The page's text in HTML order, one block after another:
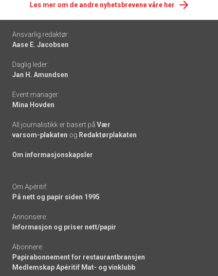
Les mer om de andre nyhetsbrevene våre her
Footer
-
links
Ansvarlig redaktør:
Aase E. Jacobsen
Daglig leder:
Jan H. Amundsen
Event manager:
Mina Hovden
All journalistikk er basert på Vær
varsom-plakaten og Redaktørplakaten
Om informasjonskapsler
Om Apéritif:
På nett og papir siden 1995
Annonsere:
Informasjon og priser nett/papir
Abonnere:
Papirabonnement for restaurantbransjen
Medlemskap Apéritif Mat- og vinklubb